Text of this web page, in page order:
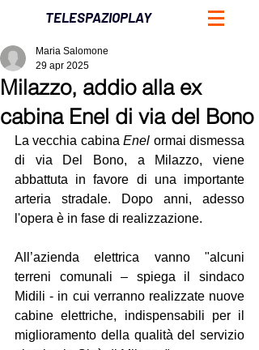
TELESPAZIOPLAY
Milazzo, addio alla ex
cabina Enel di via del Bono
Maria Salomone
29 apr 2025
La vecchia cabina Enel ormai dismessa
di via Del Bono, a Milazzo, viene
abbattuta in favore di una importante
arteria stradale. Dopo anni, adesso
l'opera è in fase di realizzazione.
All’azienda elettrica vanno "alcuni
terreni comunali – spiega il sindaco
Midili - in cui verranno realizzate nuove
cabine elettriche, indispensabili per il
miglioramento della qualità del servizio